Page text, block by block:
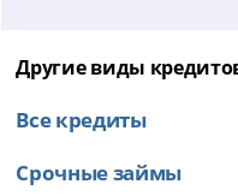
Другие виды
Все кредиты
Срочные займы